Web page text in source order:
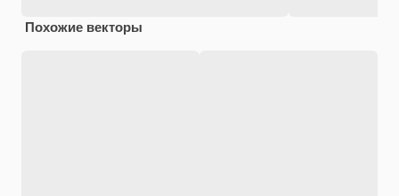
Похожие векторы